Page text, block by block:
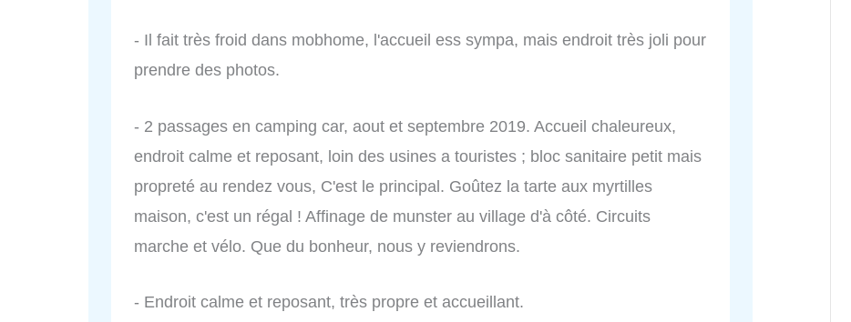
- Il fait très froid dans mobhome, l'accueil ess sympa, mais endroit très joli pour
prendre des photos.
- 2 passages en camping car, aout et septembre 2019. Accueil chaleureux,
endroit calme et reposant, loin des usines a touristes ; bloc sanitaire petit mais
propreté au rendez vous, C'est le principal. Goûtez la tarte aux myrtilles
maison, c'est un régal ! Affinage de munster au village d'à côté. Circuits
marche et vélo. Que du bonheur, nous y reviendrons.
- Endroit calme et reposant, très propre et accueillant.